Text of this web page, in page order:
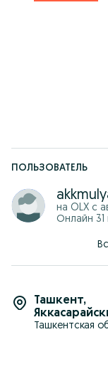
ПОЛЬЗОВАТЕЛЬ
на OLX с
Онлайн 31
Ташкент,
Ташкентская